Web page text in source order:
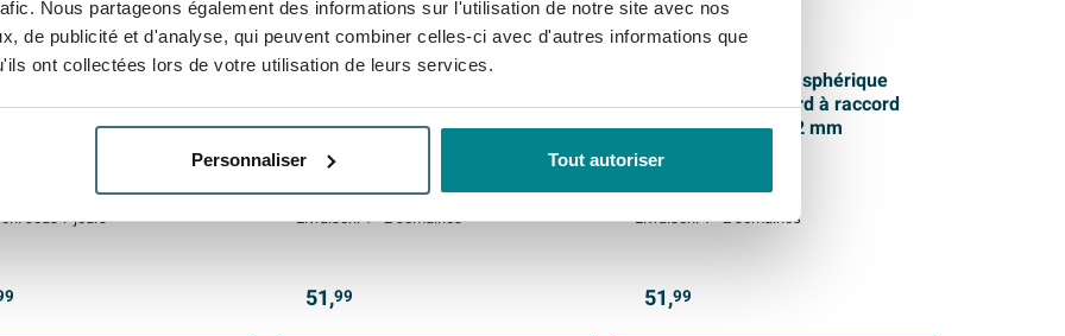
Nous partageons également des informations sur l'utilisation de notre site avec nos
de publicité et d'analyse, qui peuvent combiner celles-ci avec d'autres informations que
ont collectées lors de votre utilisation de leurs services.
Personnaliser Tout autoriser
s28 vanne a bille kiwa
de vidange laiton
28x28mm dn25 levier
sous 7 jours
Robinet à boisseau sphérique
nickelé avec poignée papillon à
compression 22mm
Livraison:1 - 2 semaines
51,99
Robinet à boisseau sphérique
nickelé modèle lourd à raccord
par compression 22 mm
Livraison:1 - 2 semaines
51,99